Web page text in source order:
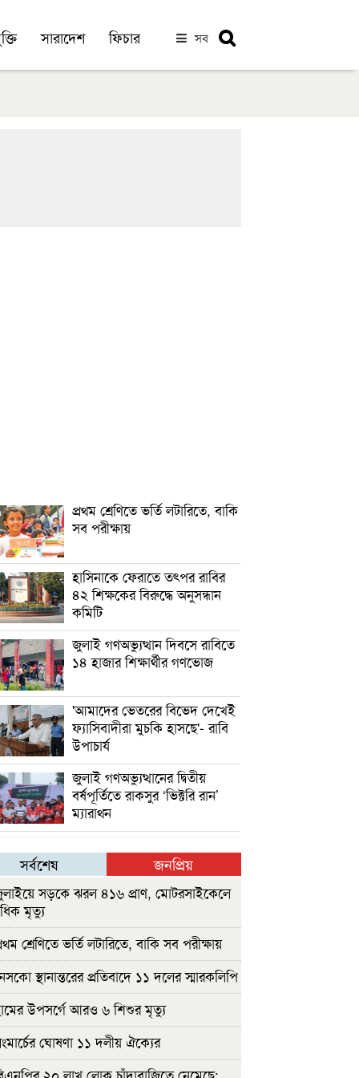
সারাদেশ ফিচার সব
প্রথম শ্রেণিতে ভর্তি লটারিতে, বাকি
সব পরীক্ষায়
হাসিনাকে ফেরাতে তৎপর রাবির
৪২ শিক্ষকের বিরুদ্ধে অনুসন্ধান
কমিটি
জুলাই গণঅভ্যুত্থান দিবসে রাবিতে
১৪ হাজার শিক্ষার্থীর গণভোজ
'আমাদের ভেতরের বিভেদ দেখেই
ফ্যাসিবাদীরা মুচকি হাসছে'- রাবি
উপাচার্য
জুলাই গণঅভ্যুত্থানের দ্বিতীয়
বর্ষপূর্তিতে রাকসুর ‘ভিক্টরি রান’
ম্যারাথন
সর্বশেষ জনপ্রিয়
সড়কে ঝরল ৪১৬ প্রাণ, মোটরসাইকেলে
মৃত্যু
শ্রেণিতে ভর্তি লটারিতে, বাকি সব পরীক্ষায়
স্থানান্তরের প্রতিবাদে ১১ দলের স্মারকলিপি
উপসর্গে আরও ৬ শিশুর মৃত্যু
ঘোষণা ১১ দলীয় ঐক্যের